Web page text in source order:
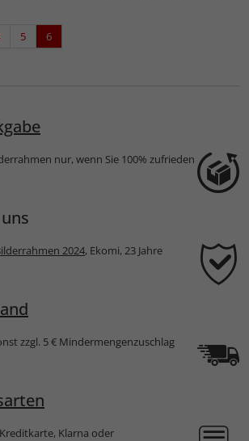
5 6
nur, wenn Sie 100% zufrieden
2024, Ekomi, 23 Jahre
zzgl. 5 € Mindermengenzuschlag
Klarna oder